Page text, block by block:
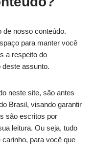
de nosso conteúdo.
para manter você
a respeito do
deste assunto.
neste site, são antes
Brasil, visando garantir
são escritos por
leitura. Ou seja, tudo
para você que